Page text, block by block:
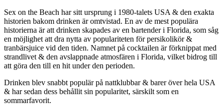
Sex on the Beach har sitt ursprung i 1980-talets USA & den exakta
historien bakom drinken är omtvistad. En av de mest populära
historierna är att drinken skapades av en bartender i Florida, som såg
en möjlighet att dra nytta av populariteten för persikolikör &
tranbärsjuice vid den tiden. Namnet på cocktailen är förknippat med
strandlivet & den avslappnade atmosfären i Florida, vilket bidrog till
att göra den till en hit under den perioden.
Drinken blev snabbt populär på nattklubbar & barer över hela USA
& har sedan dess behållit sin popularitet, särskilt som en
sommarfavorit.